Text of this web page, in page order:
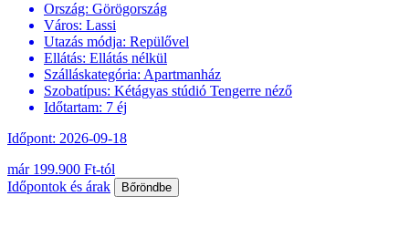
Ország: Görögország
Város: Lassi
Utazás módja: Repülővel
Ellátás: Ellátás nélkül
Szálláskategória: Apartmanház
Szobatípus: Kétágyas stúdió Tengerre néző
Időtartam: 7 éj
Időpont: 2026-09-18
már 199.900 Ft-tól
Időpontok és árak
Bőröndbe